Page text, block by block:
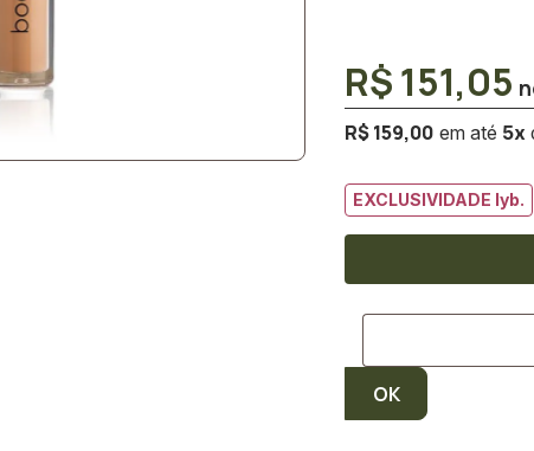
R$ 159,00 5x
R$ 151,05
EXCLUSIVIDADE lyb.